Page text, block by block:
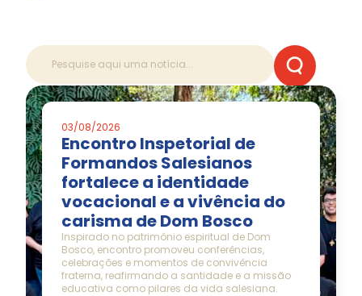
03/08/2026
Encontro Inspetorial de
Formandos Salesianos
fortalece a identidade
vocacional e a vivência do
carisma de Dom Bosco
Inspirado no patrimônio espiritual de Dom
Bosco, encontro promoveu conferências,
celebrações e momentos de convivência
fraterna, reafirmando a santidade e a missão
educativa como pilares da vida salesiana.